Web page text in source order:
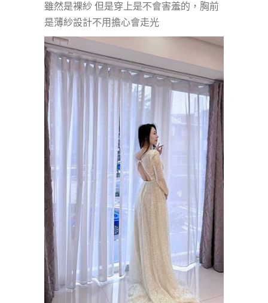
雖然是裸紗 但是穿上是不會害羞的，胸前
是薄紗設計不用擔心會走光